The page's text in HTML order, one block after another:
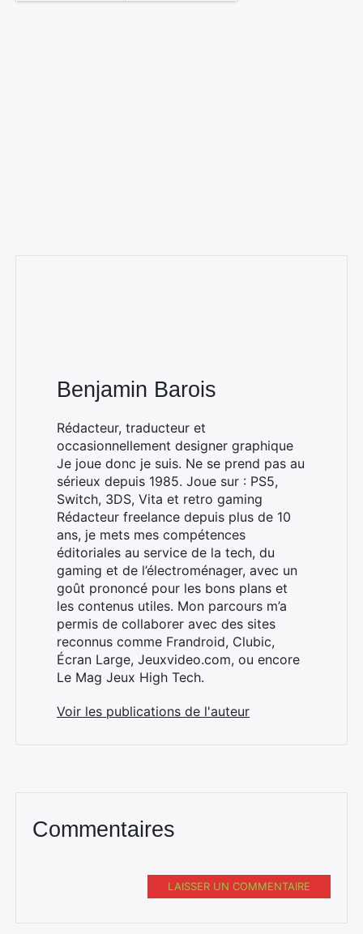
Benjamin Barois
Rédacteur, traducteur et
occasionnellement designer graphique
Je joue donc je suis. Ne se prend pas au
sérieux depuis 1985. Joue sur : PS5,
Switch, 3DS, Vita et retro gaming
Rédacteur freelance depuis plus de 10
ans, je mets mes compétences
éditoriales au service de la tech, du
gaming et de l’électroménager, avec un
goût prononcé pour les bons plans et
les contenus utiles. Mon parcours m’a
permis de collaborer avec des sites
reconnus comme Frandroid, Clubic,
Écran Large, Jeuxvideo.com, ou encore
Le Mag Jeux High Tech.
Voir les publications de l'auteur
Commentaires
LAISSER UN COMMENTAIRE